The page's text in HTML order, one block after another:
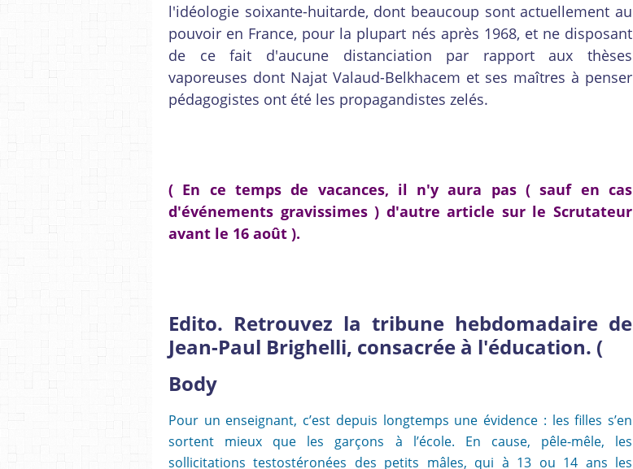
l'idéologie soixante-huitarde, dont beaucoup sont actuellement au
pouvoir en France, pour la plupart nés après 1968, et ne disposant
de ce fait d'aucune distanciation par rapport aux thèses
vaporeuses dont Najat Valaud-Belkhacem et ses maîtres à penser
pédagogistes ont été les propagandistes zelés.
( En ce temps de vacances, il n'y aura pas ( sauf en cas
d'événements gravissimes ) d'autre article sur le Scrutateur
avant le 16 août ).
Edito. Retrouvez la tribune hebdomadaire de
Jean-Paul Brighelli, consacrée à l'éducation. (
Body
Pour un enseignant, c’est depuis longtemps une évidence : les filles s’en
sortent mieux que les garçons à l’école. En cause, pêle-mêle, les
sollicitations testostéronées des petits mâles, qui à 13 ou 14 ans les